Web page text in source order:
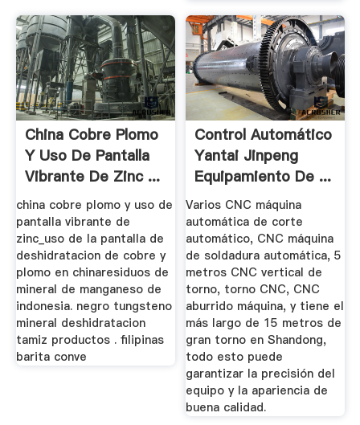
China Cobre Plomo
Y Uso De Pantalla
Vibrante De Zinc ...
china cobre plomo y uso de
pantalla vibrante de
zinc_uso de la pantalla de
deshidratacion de cobre y
plomo en chinaresiduos de
mineral de manganeso de
indonesia. negro tungsteno
mineral deshidratacion
tamiz productos . filipinas
barita conve
Control Automático
Yantai Jinpeng
Equipamiento De ...
Varios CNC máquina
automática de corte
automático, CNC máquina
de soldadura automática, 5
metros CNC vertical de
torno, torno CNC, CNC
aburrido máquina, y tiene el
más largo de 15 metros de
gran torno en Shandong,
todo esto puede
garantizar la precisión del
equipo y la apariencia de
buena calidad.